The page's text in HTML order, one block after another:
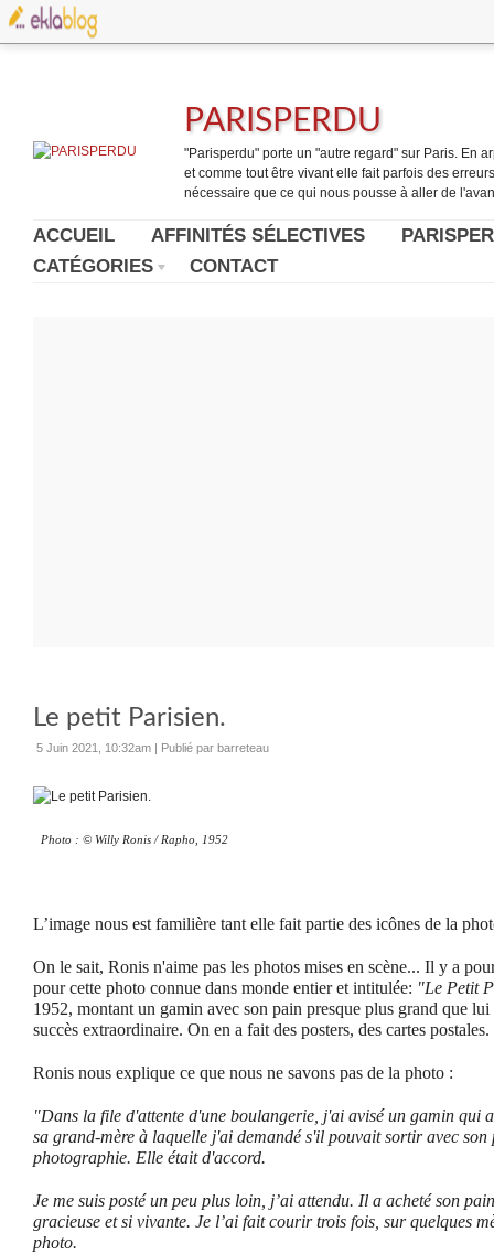
PARISPERDU
"Parisperdu" porte un "autre regard" sur Paris. En
et comme tout être vivant elle fait parfois des
nécessaire que ce qui nous pousse à aller de
ACCUEIL AFFINITÉS SÉLECTIVES
CATÉGORIES
CONTACT
Le petit Parisien.
5 Juin 2021, 10:32am | Publié par barreteau
Photo : © Willy Ronis / Rapho, 1952
L’image nous est familière tant elle fait partie des icônes de la
On le sait, Ronis n'aime pas les photos mises en scène... Il y a
pour cette photo connue dans monde entier et intitulée: "Le Petit
1952, montant un gamin avec son pain presque plus grand que
succès extraordinaire. On en a fait des posters, des cartes postales.
Ronis nous explique ce que nous ne savons pas de la photo :
"Dans la file d'attente d'une boulangerie, j'ai avisé un gamin qui
sa grand-mère à laquelle j'ai demandé s'il pouvait sortir avec
photographie. Elle était d'accord.
Je me suis posté un peu plus loin, j’ai attendu. Il a acheté son
gracieuse et si vivante. Je l’ai fait courir trois fois, sur quelques
photo.